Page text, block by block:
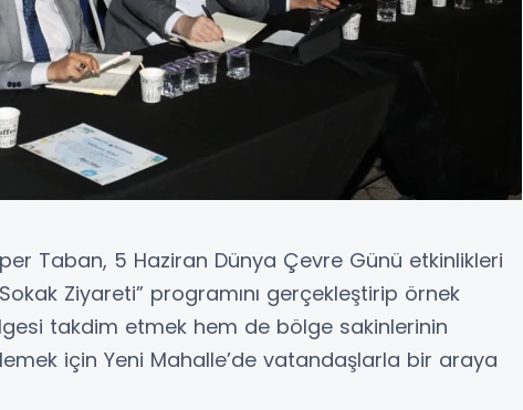
Taban, 5 Haziran Dünya Çevre Günü etkinlikleri
Ziyareti” programını gerçekleştirip örnek
takdim etmek hem de bölge sakinlerinin
için Yeni Mahalle’de vatandaşlarla bir araya